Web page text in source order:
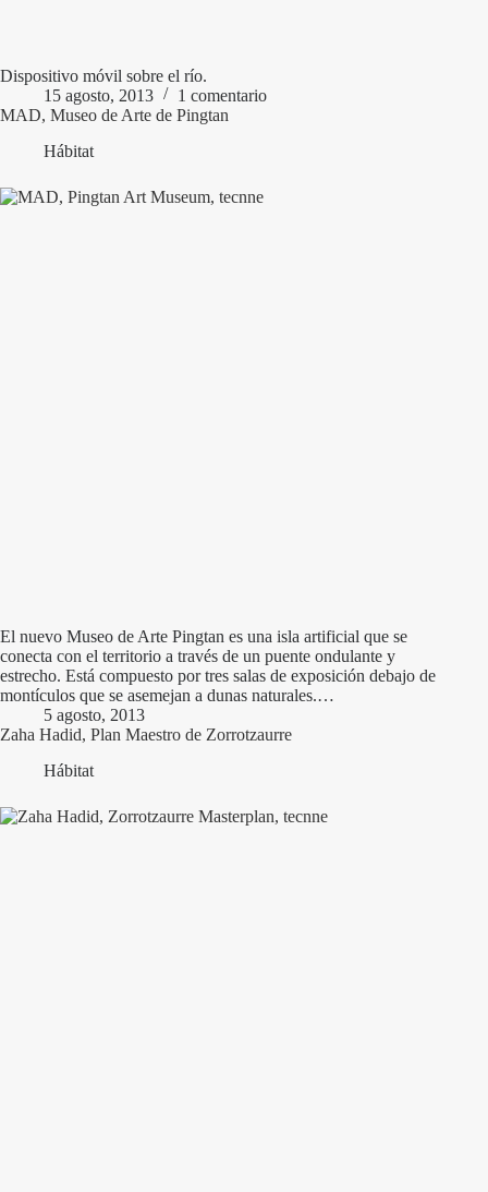
Dispositivo móvil sobre el río.
15 agosto, 2013
1 comentario
MAD, Museo de Arte de Pingtan
Hábitat
El nuevo Museo de Arte Pingtan es una isla artificial que se
conecta con el territorio a través de un puente ondulante y
estrecho. Está compuesto por tres salas de exposición debajo de
montículos que se asemejan a dunas naturales.…
5 agosto, 2013
Zaha Hadid, Plan Maestro de Zorrotzaurre
Hábitat